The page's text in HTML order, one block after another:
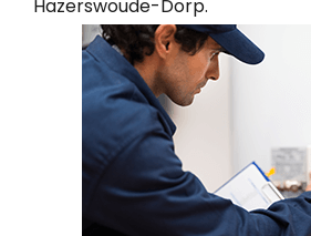
Hazerswoude-Dorp.